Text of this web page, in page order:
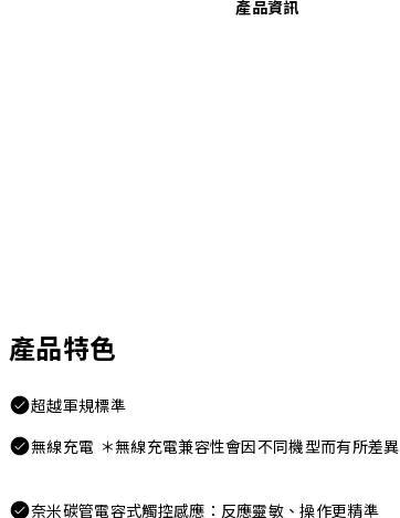
產品資訊
產品特色
超越軍規標準
無線充電 ＊無線充電兼容性會因不同機型而有所差異
奈米碳管電容式觸控感應：反應靈敏、操作更精準